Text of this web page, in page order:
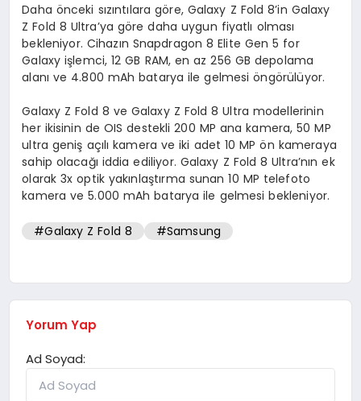
Daha önceki sızıntılara göre, Galaxy Z Fold 8’in Galaxy
Z Fold 8 Ultra’ya göre daha uygun fiyatlı olması
bekleniyor. Cihazın Snapdragon 8 Elite Gen 5 for
Galaxy işlemci, 12 GB RAM, en az 256 GB depolama
alanı ve 4.800 mAh batarya ile gelmesi öngörülüyor.
Galaxy Z Fold 8 ve Galaxy Z Fold 8 Ultra modellerinin
her ikisinin de OIS destekli 200 MP ana kamera, 50 MP
ultra geniş açılı kamera ve iki adet 10 MP ön kameraya
sahip olacağı iddia ediliyor. Galaxy Z Fold 8 Ultra’nın ek
olarak 3x optik yakınlaştırma sunan 10 MP telefoto
kamera ve 5.000 mAh batarya ile gelmesi bekleniyor.
#Galaxy Z Fold 8 #Samsung
Yorum Yap
Ad Soyad: